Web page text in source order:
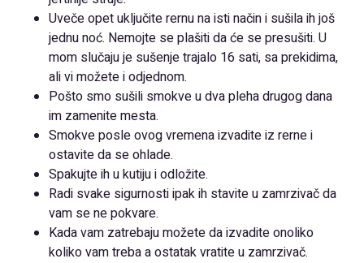
Uveče opet uključite rernu na isti način i sušila ih još
jednu noć. Nemojte se plašiti da će se presušiti. U
mom slučaju je sušenje trajalo 16 sati, sa prekidima,
ali vi možete i odjednom.
Pošto smo sušili smokve u dva pleha drugog dana
im zamenite mesta.
Smokve posle ovog vremena izvadite iz rerne i
ostavite da se ohlade.
Spakujte ih u kutiju i odložite.
Radi svake sigurnosti ipak ih stavite u zamrzivač da
vam se ne pokvare.
Kada vam zatrebaju možete da izvadite onoliko
koliko vam treba a ostatak vratite u zamrzivač.